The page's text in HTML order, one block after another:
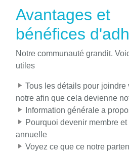
Avantages et
bénéfices
Notre communauté grandit.
utiles
Tous les détails pour joindre
notre afin que cela devienne
Information générale a
Pourquoi devenir membre
annuelle
Voyez ce que ce notre